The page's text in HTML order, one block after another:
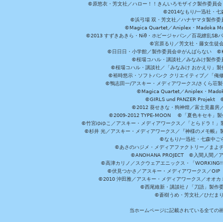
©原悠衣・芳文社／ハロー！！きんいろモザイク製作委員
©2014なもり/一迅社・
©浜弓場 双・芳文社／ハナヤマタ製作
©Magica Quartet／Aniplex・Madoka
©2013 すずきあきら・Niθ・ホビージャパン／百花繚乱
©宮原るり／芳文社・藤女生徒
©日日日・小学館／製作委員会＠がんばらない
©桜場コハル・講談社／みなみけ製作
©桜場コハル・講談社／「みなみけ おかえり」
©裕時悠示・ソフトバンク クリエイティブ／「
©鴨志田一/アスキー・メディアワークス/さく
©Magica Quartet／Aniplex・
©GIRLS und PANZER Projekt ©
©2012 葵せきな・狗神煌／富士見書
©2009-2012 TYPE-MOON ©「夏色キセキ」製
©竹宮ゆゆこ／アスキー・メディアワークス／「とらドラ！
©杉井 光／アスキー・メディアワークス／『神様のメモ帳
©なもり/一迅社・七森中
©あさのハジメ・メディアファクトリー／ま
©ANOHANA PROJECT ©入間人間／ア
©高津カリノ／スクウェアエニックス・「
©伏見つかさ／アスキー・メディアワークス／
©2010 沖田雅／アスキー・メディアワークス／オオ
©西尾維新・講談社 / 「刀語」製作
©蒼樹うめ・芳文社／ひだま
当ホームページに記載されている全ての